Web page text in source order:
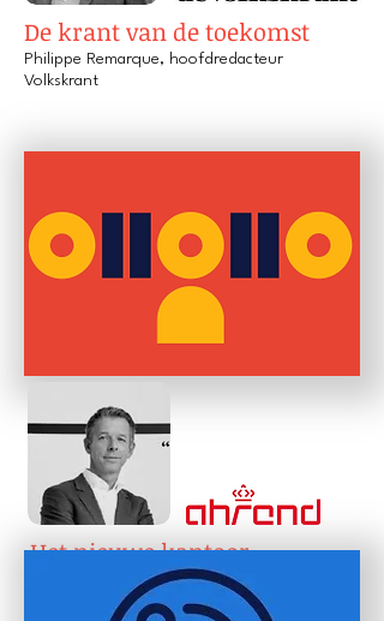
De krant van de toekomst
Philippe Remarque, hoofdredacteur
Volkskrant
Het nieuwe kantoor
Eugene Sterken, CEO van Ahrend